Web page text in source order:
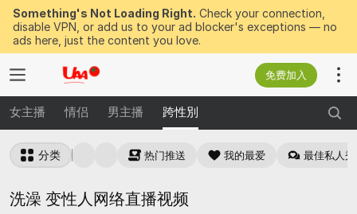
Something's Not Loading Right. Check your connection,
disable VPN, or add us to your ad blocker's exceptions — no
ads here, just the content you love.
免费加入
女主播 情侣 男主播 跨性別
分类 热门推送 我的最爱 最佳私人秀
洗澡 变性人网络直播视频